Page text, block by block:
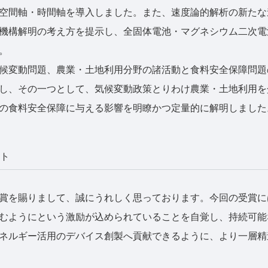
間軸・時間軸を導入しました。また、速度論的解析の新た
構解明の考え方を提示し、全固体電池・マグネシウム二次
変動問題、農業・土地利用分野の諸活動と食料安全保障問
、その一つとして、気候変動政策とりわけ農業・土地利用
食料安全保障に与える影響を明瞭かつ定量的に解明しまし
を賜りまして、誠にうれしく思っております。今回の受賞
ようにという激励が込められていることを自覚し、持続可
ルギー活用のデバイス創製へ貢献できるように、より一層